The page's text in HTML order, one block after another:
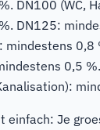
DN100 (WC,
DN125:
mindestens 0,8
0,5
einfach: Je